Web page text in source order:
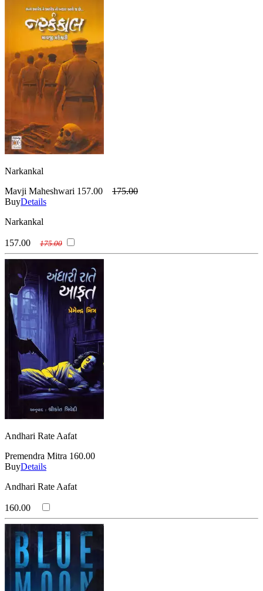
Narkankal
Mavji Maheshwari 157.00
175.00
BuyDetails
Narkankal
157.00 175.00
Andhari Rate Aafat
Premendra Mitra 160.00
BuyDetails
Andhari Rate Aafat
160.00